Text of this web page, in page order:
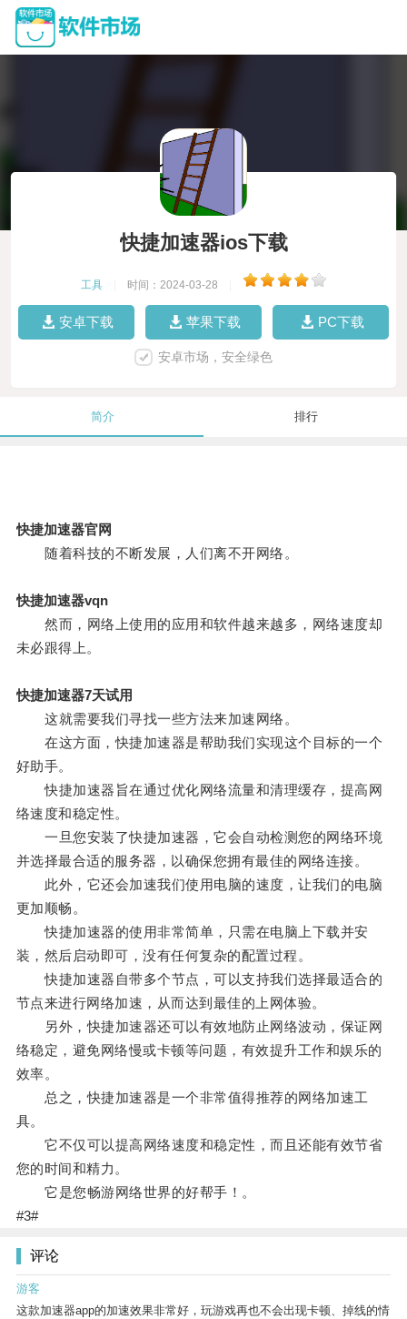
快捷加速器ios下载
工具 时间：2024-03-28
安卓下载 苹果下载 PC下载
安卓市场，安全绿色
简介 排行
快捷加速器官网
随着科技的不断发展，人们离不开网络。
快捷加速器vqn
然而，网络上使用的应用和软件越来越多，网络速度却
未必跟得上。
快捷加速器7天试用
这就需要我们寻找一些方法来加速网络。
在这方面，快捷加速器是帮助我们实现这个目标的一个
好助手。
快捷加速器旨在通过优化网络流量和清理缓存，提高网
络速度和稳定性。
一旦您安装了快捷加速器，它会自动检测您的网络环境
并选择最合适的服务器，以确保您拥有最佳的网络连接。
此外，它还会加速我们使用电脑的速度，让我们的电脑
更加顺畅。
快捷加速器的使用非常简单，只需在电脑上下载并安
装，然后启动即可，没有任何复杂的配置过程。
快捷加速器自带多个节点，可以支持我们选择最适合的
节点来进行网络加速，从而达到最佳的上网体验。
另外，快捷加速器还可以有效地防止网络波动，保证网
络稳定，避免网络慢或卡顿等问题，有效提升工作和娱乐的
效率。
总之，快捷加速器是一个非常值得推荐的网络加速工
具。
它不仅可以提高网络速度和稳定性，而且还能有效节省
您的时间和精力。
它是您畅游网络世界的好帮手！。
#3#
评论
游客
这款加速器app的加速效果非常好，玩游戏再也不会出现卡顿、掉线的情